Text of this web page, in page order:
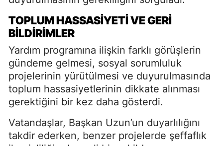
TOPLUM HASSASIYETI VE GERI
BILDIRIMLER
Yardım programına ilişkin farklı görüşlerin
gündeme gelmesi, sosyal sorumluluk
projelerinin yürütülmesi ve duyurulmasında
toplum hassasiyetlerinin dikkate alınması
gerektiğini bir kez daha gösterdi.
Vatandaşlar, Başkan Uzun’un duyarlılığını
takdir ederken, benzer projelerde şeffaflık